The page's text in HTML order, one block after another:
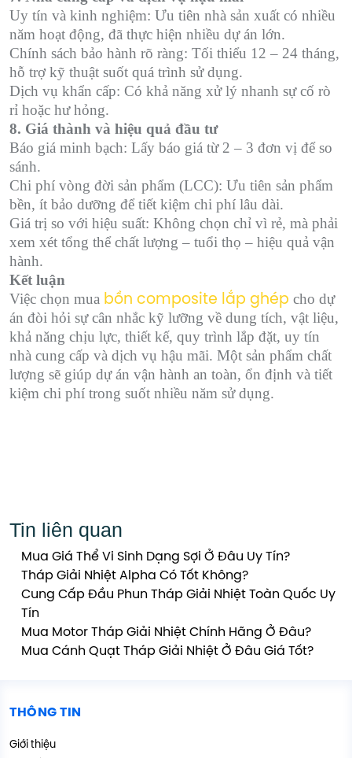
Uy tín và kinh nghiệm: Ưu tiên nhà sản xuất có nhiều
năm hoạt động, đã thực hiện nhiều dự án lớn.
Chính sách bảo hành rõ ràng: Tối thiểu 12 – 24 tháng,
hỗ trợ kỹ thuật suốt quá trình sử dụng.
Dịch vụ khẩn cấp: Có khả năng xử lý nhanh sự cố rò
rỉ hoặc hư hỏng.
8. Giá thành và hiệu quả đầu tư
Báo giá minh bạch: Lấy báo giá từ 2 – 3 đơn vị để so
sánh.
Chi phí vòng đời sản phẩm (LCC): Ưu tiên sản phẩm
bền, ít bảo dưỡng để tiết kiệm chi phí lâu dài.
Giá trị so với hiệu suất: Không chọn chỉ vì rẻ, mà phải
xem xét tổng thể chất lượng – tuổi thọ – hiệu quả vận
hành.
Kết luận
Việc chọn mua bồn composite lắp ghép cho dự
án đòi hỏi sự cân nhắc kỹ lưỡng về dung tích, vật liệu,
khả năng chịu lực, thiết kế, quy trình lắp đặt, uy tín
nhà cung cấp và dịch vụ hậu mãi. Một sản phẩm chất
lượng sẽ giúp dự án vận hành an toàn, ổn định và tiết
kiệm chi phí trong suốt nhiều năm sử dụng.
Tin liên quan
Mua Giá Thể Vi Sinh Dạng Sợi Ở Đâu Uy Tín?
Tháp Giải Nhiệt Alpha Có Tốt Không?
Cung Cấp Đầu Phun Tháp Giải Nhiệt Toàn Quốc Uy
Tín
Mua Motor Tháp Giải Nhiệt Chính Hãng Ở Đâu?
Mua Cánh Quạt Tháp Giải Nhiệt Ở Đâu Giá Tốt?
THÔNG TIN
Giới thiệu